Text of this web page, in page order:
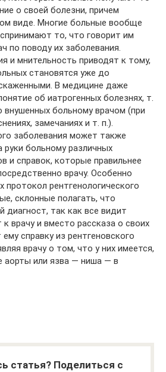
о своей болезни, причем
виде. Многие больные вообще
то, что говорит им
по поводу их заболевания.
и мнительность приводят к тому,
становятся уже до
В медицине даже
об иатрогенных болезнях, т.
внушенных больному врачом (при
замечаниях и т. п.).
заболевания может также
больному различных
и справок, которые правильнее
врачу. Особенно
протокол рентгенологического
склонные полагать, что
диагност, так как все видит
к врачу и вместо рассказа о своих
справку из рентгеновского
врачу о том, что у них имеется,
аорты или язва — ниша — в
статья? Поделиться с